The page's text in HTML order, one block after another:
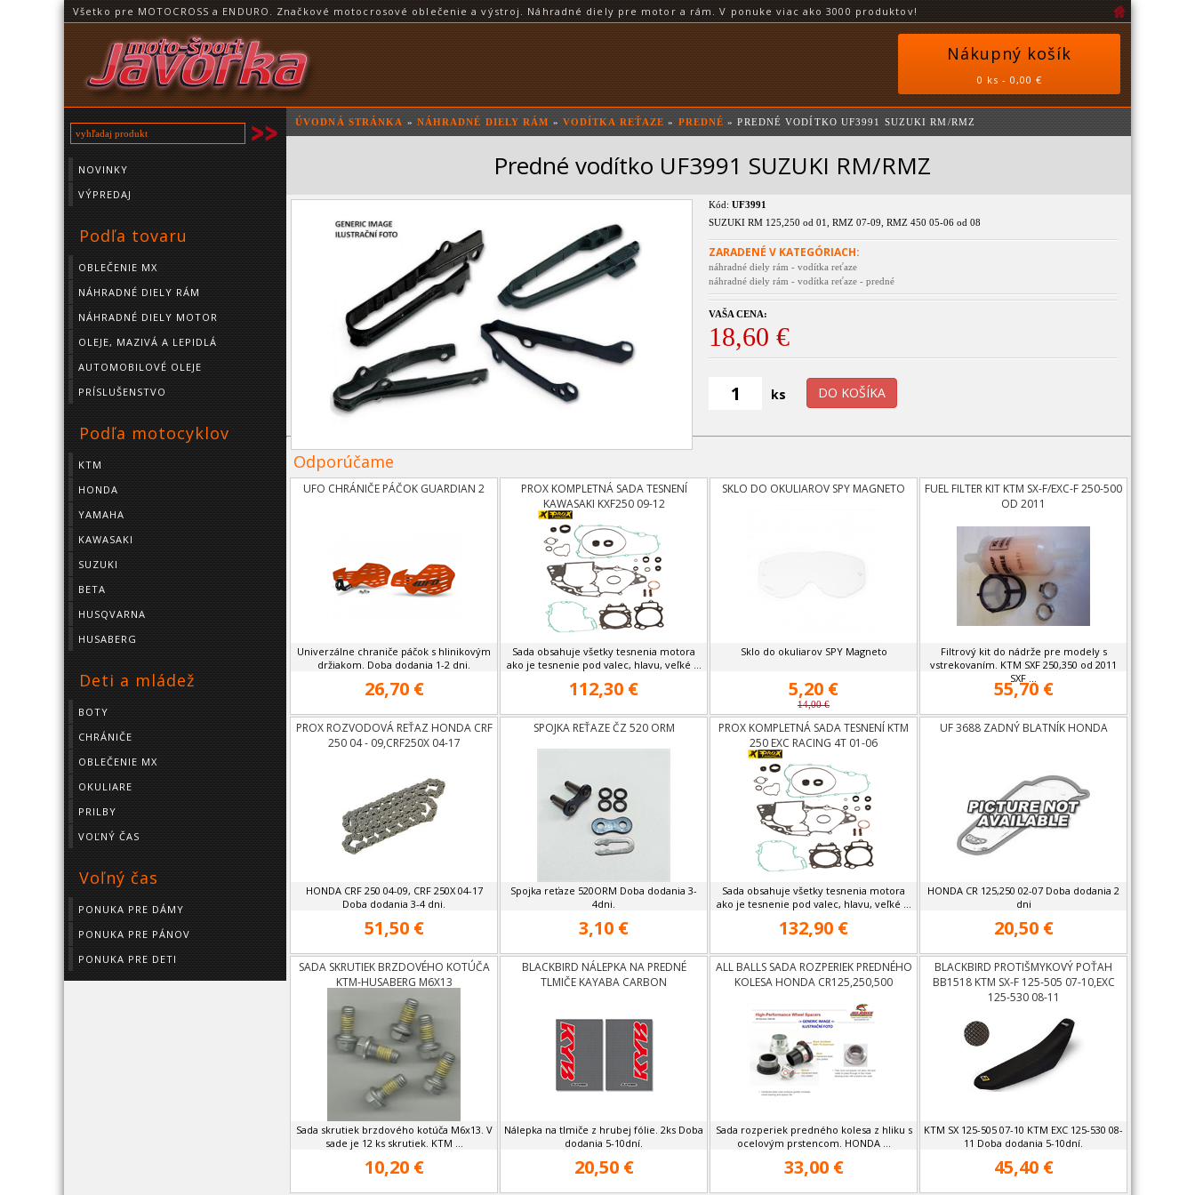
Všetko pre MOTOCROSS a ENDURO. Značkové motocrosové oblečenie a výstroj. Náhradné diely pre motor a rám. V ponuke viac ako 3000 produktov!
Nákupný košík
0 ks - 0,00 €
NOVINKY
VÝPREDAJ
Podľa tovaru
OBLEČENIE MX
NÁHRADNÉ DIELY RÁM
NÁHRADNÉ DIELY MOTOR
OLEJE, MAZIVÁ A LEPIDLÁ
AUTOMOBILOVÉ OLEJE
PRÍSLUŠENSTVO
Podľa motocyklov
KTM
HONDA
YAMAHA
KAWASAKI
SUZUKI
BETA
HUSQVARNA
HUSABERG
Deti a mládež
BOTY
CHRÁNIČE
OBLEČENIE MX
OKULIARE
PRILBY
VOĽNÝ ČAS
Voľný čas
PONUKA PRE DÁMY
PONUKA PRE PÁNOV
PONUKA PRE DETI
ÚVODNÁ STRÁNKA » NÁHRADNÉ DIELY RÁM » VODÍTKA REŤAZE » PREDNÉ » PREDNÉ VODÍTKO UF3991 SUZUKI RM/RMZ
Predné vodítko UF3991 SUZUKI RM/RMZ
Kód: UF3991
SUZUKI RM 125,250 od 01, RMZ 07-09, RMZ 450 05-06 od 08
ZARADENÉ V KATEGÓRIACH:
náhradné diely rám - vodítka reťaze
náhradné diely rám - vodítka reťaze - predné
VAŠA CENA:
18,60 €
ks
Odporúčame
UFO CHRÁNIČE PÁČOK GUARDIAN 2
Univerzálne chraniče páčok s hlinikovým
držiakom. Doba dodania 1-2 dni.
26,70 €
PROX KOMPLETNÁ SADA TESNENÍ
KAWASAKI KXF250 09-12
Sada obsahuje všetky tesnenia motora
ako je tesnenie pod valec, hlavu, veľké ...
112,30 €
SKLO DO OKULIAROV SPY MAGNETO
Sklo do okuliarov SPY Magneto
5,20 €
14,00 €
FUEL FILTER KIT KTM SX-F/EXC-F 250-500
OD 2011
Filtrový kit do nádrže pre modely s
vstrekovaním. KTM SXF 250,350 od 2011
SXF ...
55,70 €
PROX ROZVODOVÁ REŤAZ HONDA CRF
250 04 - 09,CRF250X 04-17
HONDA CRF 250 04-09, CRF 250X 04-17
Doba dodania 3-4 dni.
51,50 €
SPOJKA REŤAZE ČZ 520 ORM
Spojka reťaze 520ORM Doba dodania 3-
4dni.
3,10 €
PROX KOMPLETNÁ SADA TESNENÍ KTM
250 EXC RACING 4T 01-06
Sada obsahuje všetky tesnenia motora
ako je tesnenie pod valec, hlavu, veľké ...
132,90 €
UF 3688 ZADNÝ BLATNÍK HONDA
HONDA CR 125,250 02-07 Doba dodania 2
dni
20,50 €
SADA SKRUTIEK BRZDOVÉHO KOTÚČA
KTM-HUSABERG M6X13
Sada skrutiek brzdového kotúča M6x13. V
sade je 12 ks skrutiek. KTM ...
10,20 €
BLACKBIRD NÁLEPKA NA PREDNÉ
TLMIČE KAYABA CARBON
Nálepka na tlmiče z hrubej fólie. 2ks Doba
dodania 5-10dní.
20,50 €
ALL BALLS SADA ROZPERIEK PREDNÉHO
KOLESA HONDA CR125,250,500
Sada rozperiek predného kolesa z hliku s
ocelovým prstencom. HONDA ...
33,00 €
BLACKBIRD PROTIŠMYKOVÝ POŤAH
BB1518 KTM SX-F 125-505 07-10,EXC
125-530 08-11
KTM SX 125-505 07-10 KTM EXC 125-530 08-
11 Doba dodania 5-10dní.
45,40 €